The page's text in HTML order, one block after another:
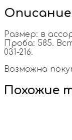
Описание
Размер: в
Проба: 585.
031-216.
Возможна
Похожие